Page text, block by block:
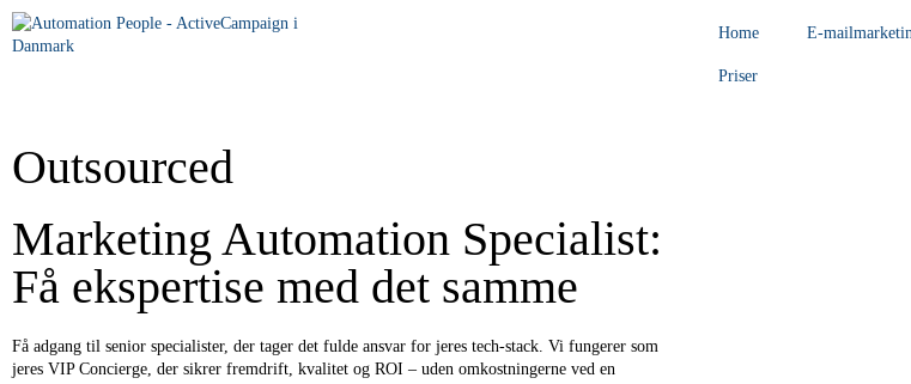
Home E-
Priser
Outsourced
Marketing Automation Specialist:
Få ekspertise med det samme
Få adgang til senior specialister, der tager det fulde ansvar for jeres tech-stack. Vi fungerer som
jeres VIP Concierge, der sikrer fremdrift, kvalitet og ROI – uden omkostningerne ved en